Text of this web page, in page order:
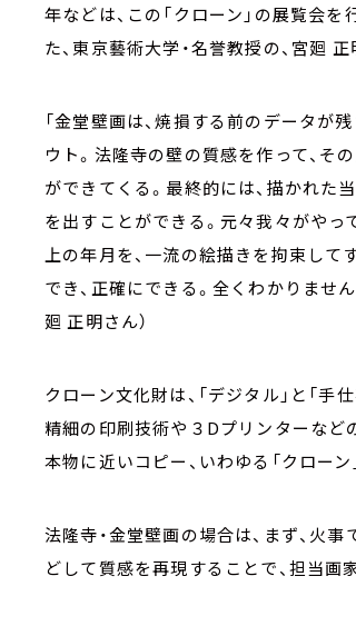
年などは、この「クローン」の展覧会
た、東京藝術大学・名誉教授の、宮廻 正
「金堂壁画は、焼損する前のデータが
ウト。法隆寺の壁の質感を作って、そ
ができてくる。最終的には、描かれた
を出すことができる。元々我々がやっ
上の年月を、一流の絵描きを拘束し
でき、正確にできる。全くわかりませ
廻 正明さん）
クローン文化財は、「デジタル」と「
精細の印刷技術や３Dプリンターなど
本物に近いコピー、いわゆる「クローン
法隆寺・金堂壁画の場合は、まず、火
どして質感を再現することで、担当画